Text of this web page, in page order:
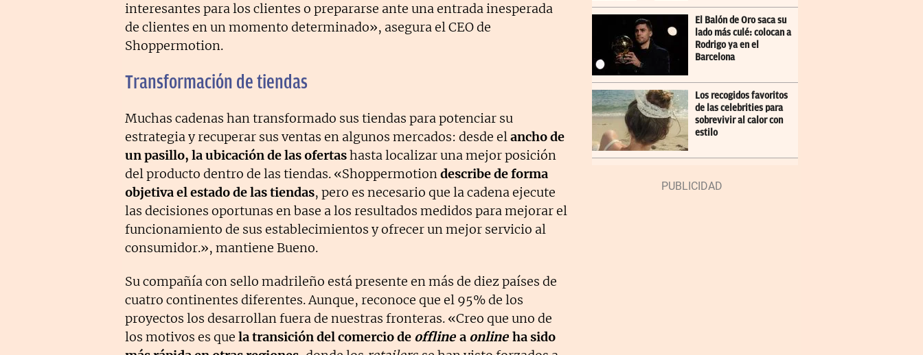
interesantes para los clientes o prepararse ante una entrada inesperada
de clientes en un momento determinado», asegura el CEO de
Shoppermotion.
Transformación de tiendas
Muchas cadenas han transformado sus tiendas para potenciar su
estrategia y recuperar sus ventas en algunos mercados: desde elancho de
un pasillo, la ubicación de las ofertashasta localizar una mejor posición
del producto dentro de las tiendas. «Shoppermotiondescribe de forma
objetiva el estado de las tiendas, pero es necesario que la cadena ejecute
las decisiones oportunas en base a los resultados medidos para mejorar el
funcionamiento de sus establecimientos y ofrecer un mejor servicio al
consumidor.», mantiene Bueno.
Su compañía con sello madrileño está presente en más de diez países de
cuatro continentes diferentes. Aunque, reconoce que el 95% de los
proyectos los desarrollan fuera de nuestras fronteras. «Creo que uno de
los motivos es que la transición del comercio de offline aonline ha sido
El Balón de Oro saca su
lado más culé: colocan a
Rodrigo ya en el
Barcelona
Los recogidos favoritos
de las celebrities para
sobrevivir al calor con
estilo